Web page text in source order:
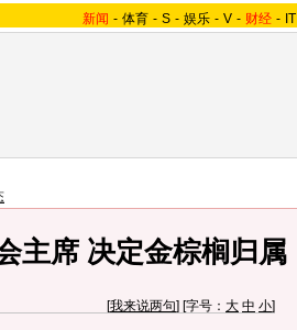
新闻 - 体育 - S - 娱乐 - V - 财经 - IT
主席 决定金棕榈归属
[我来说两句] [字号： 大 中 小]